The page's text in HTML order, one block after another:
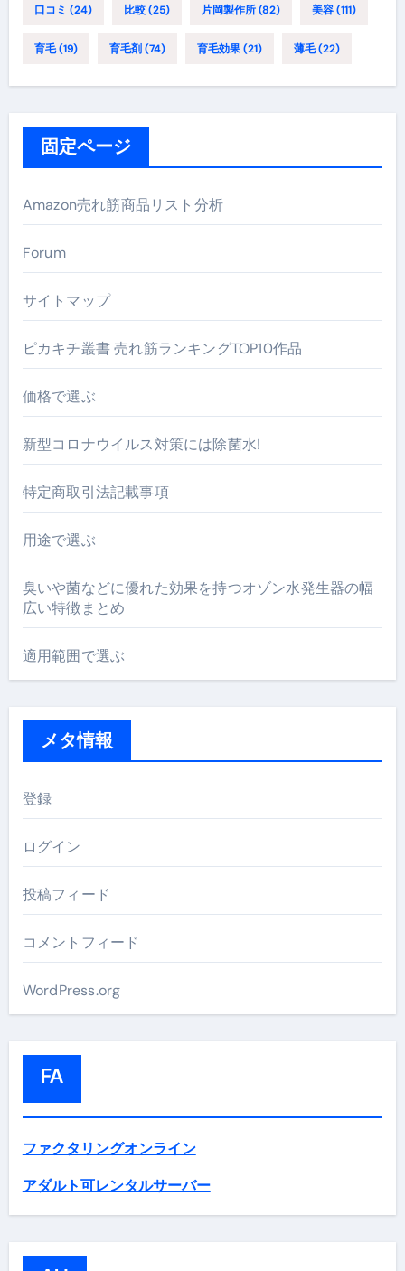
口コミ (24) 比較(25) 片岡製作所(82) 美容(111)
育毛(19) 育毛剤 (74) 育毛効果(21) 薄毛(22)
固定ページ
Amazon売れ筋商品リスト分析
Forum
サイトマップ
ピカキチ叢書 売れ筋ランキングTOP10作品
価格で選ぶ
新型コロナウイルス対策には除菌水!
特定商取引法記載事項
用途で選ぶ
臭いや菌などに優れた効果を持つオゾン水発生器の幅
広い特徴まとめ
適用範囲で選ぶ
メタ情報
登録
ログイン
投稿フィード
コメントフィード
WordPress.org
FA
ファクタリングオンライン
アダルト可レンタルサーバー